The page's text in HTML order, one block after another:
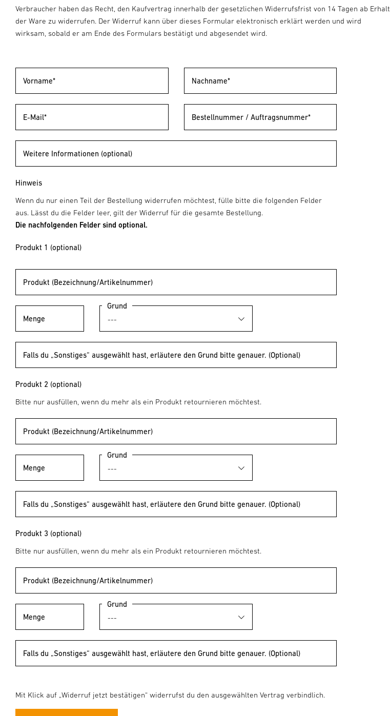
Verbraucher haben das Recht, den Kaufvertrag innerhalb der gesetzlichen Widerrufsfrist von 14 Tagen ab Erhalt
der Ware zu widerrufen. Der Widerruf kann über dieses Formular elektronisch erklärt werden und wird
wirksam, sobald er am Ende des Formulars bestätigt und abgesendet wird.
Vorname* Nachname*
E-Mail* Bestellnummer / Auftragsnummer*
Weitere Informationen (optional)
Hinweis
Wenn du nur einen Teil der Bestellung widerrufen möchtest, fülle bitte die folgenden Felder
aus. Lässt du die Felder leer, gilt der Widerruf für die gesamte Bestellung.
Die nachfolgenden Felder sind optional.
Produkt 1 (optional)
Produkt (Bezeichnung/Artikelnummer)
Menge
Grund
Falls du „Sonstiges“ ausgewählt hast, erläutere den Grund bitte genauer. (Optional)
Produkt 2 (optional)
Bitte nur ausfüllen, wenn du mehr als ein Produkt retournieren möchtest.
Produkt (Bezeichnung/Artikelnummer)
Menge
Grund
Falls du „Sonstiges“ ausgewählt hast, erläutere den Grund bitte genauer. (Optional)
Produkt 3 (optional)
Bitte nur ausfüllen, wenn du mehr als ein Produkt retournieren möchtest.
Produkt (Bezeichnung/Artikelnummer)
Menge
Grund
Falls du „Sonstiges“ ausgewählt hast, erläutere den Grund bitte genauer. (Optional)
Mit Klick auf „Widerruf jetzt bestätigen“ widerrufst du den ausgewählten Vertrag verbindlich.